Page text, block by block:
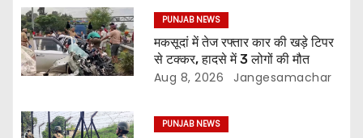
PUNJAB NEWS
मकसूदां में तेज रफ्तार कार की खड़े टिपर
से टक्कर, हादसे में 3 लोगों की मौत
Aug 8, 2026 Jangesamachar
PUNJAB NEWS